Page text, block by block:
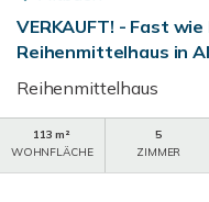
VERKAUFT! - Fast
Reihenmittelhaus in
Reihenmittelhaus
113 m²
WOHNFLÄCHE
5
ZIMMER